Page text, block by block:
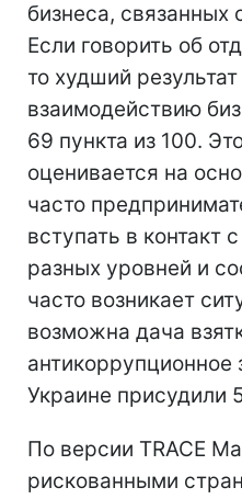
бизнеса, связанных
Если говорить об
то худший
взаимодействию
69 пункта из 100.
оценивается на
часто
вступать в контакт
разных уровней и
часто возникает
возможна дача
антикоррупционное
Украине присудили
По версии TRACE
рискованными